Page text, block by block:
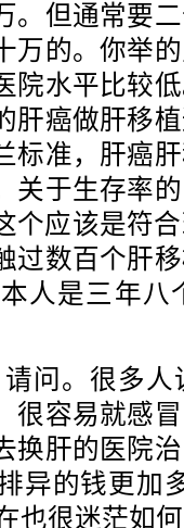
。但通常要
万的。你举
院水平比较
肝癌做肝移
标准，肝癌
关于生存率
个应该是符
过数百个肝
人是三年八
。很多人
很容易就感
换肝的医院
异的钱更加
也很迷茫如